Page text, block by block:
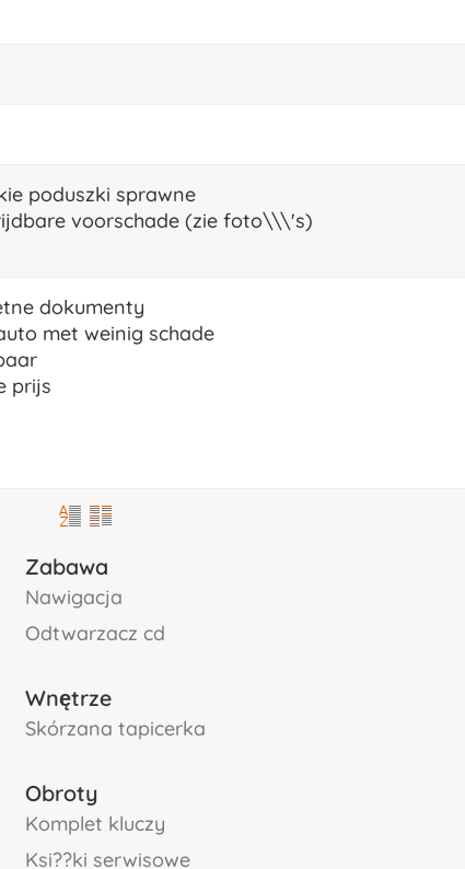
poduszki sprawne
voorschade (zie foto\\\'s)
dokumenty
met weinig schade
prijs
Zabawa
nawigacja
odtwarzacz cd
Wnętrze
skórzana tapicerka
Obroty
komplet kluczy
ksi??ki serwisowe